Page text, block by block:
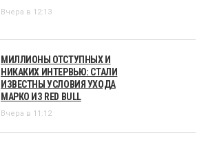
Вчера в 12:13
МИЛЛИОНЫ ОТСТУПНЫХ И
НИКАКИХ ИНТЕРВЬЮ: СТАЛИ
ИЗВЕСТНЫ УСЛОВИЯ УХОДА
МАРКО ИЗ RED BULL
Вчера в 11:12